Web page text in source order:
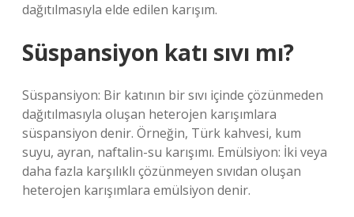
dağıtılmasıyla elde edilen karışım.
Süspansiyon katı sıvı mı?
Süspansiyon: Bir katının bir sıvı içinde çözünmeden
dağıtılmasıyla oluşan heterojen karışımlara
süspansiyon denir. Örneğin, Türk kahvesi, kum
suyu, ayran, naftalin-su karışımı. Emülsiyon: İki veya
daha fazla karşılıklı çözünmeyen sıvıdan oluşan
heterojen karışımlara emülsiyon denir.